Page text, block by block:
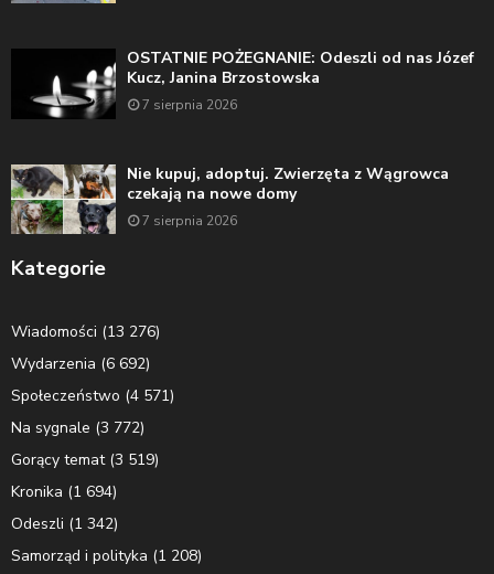
OSTATNIE POŻEGNANIE: Odeszli od nas Józef
Kucz, Janina Brzostowska
7 sierpnia 2026
Nie kupuj, adoptuj. Zwierzęta z Wągrowca
czekają na nowe domy
7 sierpnia 2026
Kategorie
Wiadomości (13 276)
Wydarzenia (6 692)
Społeczeństwo (4 571)
Na sygnale (3 772)
Gorący temat(3 519)
Kronika (1 694)
Odeszli (1 342)
Samorząd i polityka (1 208)